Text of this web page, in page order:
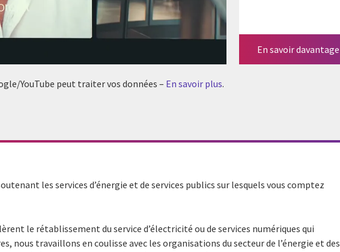
YouTube peut traiter vos données – En savoir plus.
En savoir davantage
les services d’énergie et de services publics sur lesquels vous comptez
le rétablissement du service d’électricité ou de services numériques qui
nous travaillons en coulisse avec les organisations du secteur de l’énergie et des